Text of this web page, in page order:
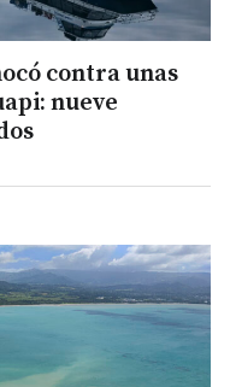
contra unas
nueve